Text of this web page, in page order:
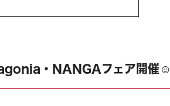
・NANGAフェア開催☺️